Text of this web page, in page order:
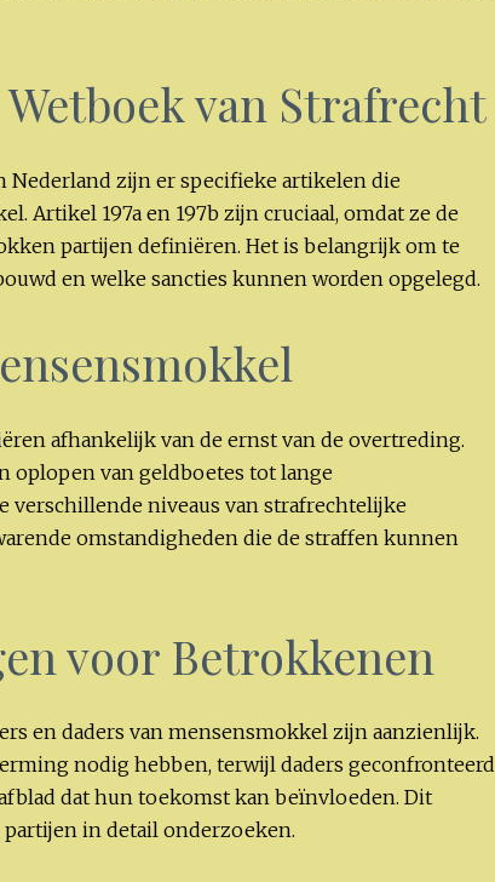
van Strafrecht
Nederland zijn er specifieke artikelen die
Artikel 197a en 197b zijn cruciaal, omdat ze de
partijen definiëren. Het is belangrijk om te
en welke sancties kunnen worden opgelegd.
afhankelijk van de ernst van de overtreding.
oplopen van geldboetes tot lange
verschillende niveaus van strafrechtelijke
omstandigheden die de straffen kunnen
voor Betrokkenen
en daders van mensensmokkel zijn aanzienlijk.
nodig hebben, terwijl daders geconfronteerd
dat hun toekomst kan beïnvloeden. Dit
in detail onderzoeken.